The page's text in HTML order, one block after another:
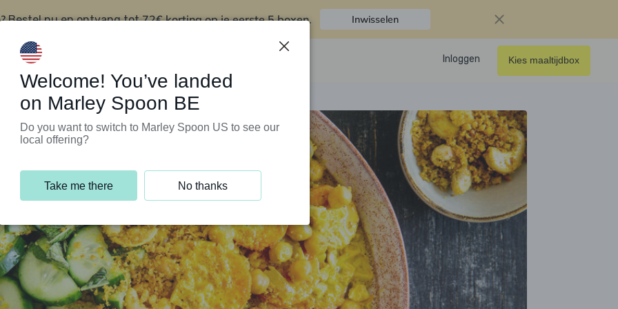
Bestel nu en ontvang tot72€ korting op je eerste 5 boxen. Inwisselen
Klantenservice Inloggen Kies maaltijdbox
Welcome! You’ve landed
on Marley Spoon BE
Do you want to switch to Marley Spoon US to see our
local offering?
Take me there No thanks